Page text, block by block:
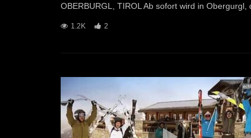
OBERBURGL, TIROL Ab sofort wird in
1.2K 2